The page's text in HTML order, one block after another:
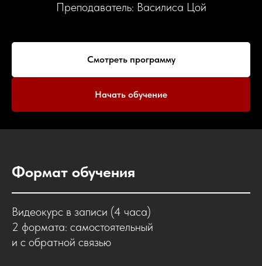
Преподаватель: Василиса Цой
Cмотреть программу
Начать обучение
Формат обучения
Видеокурс в записи (4 часа)
2 формата: самостоятельный
и с обратной связью